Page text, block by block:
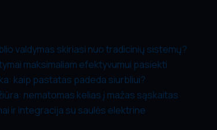
valdymas skiriasi nuo tradicinių sistemų?
maksimaliam efektyvumui pasiekti
kaip pastatas padeda siurbliui?
nematomas kelias į mažas sąskaitas
ir integracija su saulės elektrine